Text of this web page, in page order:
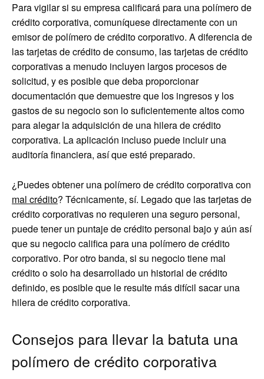
Para vigilar si su empresa calificará para una polímero de
crédito corporativa, comuníquese directamente con un
emisor de polímero de crédito corporativo. A diferencia de
las tarjetas de crédito de consumo, las tarjetas de crédito
corporativas a menudo incluyen largos procesos de
solicitud, y es posible que deba proporcionar
documentación que demuestre que los ingresos y los
gastos de su negocio son lo suficientemente altos como
para alegar la adquisición de una hilera de crédito
corporativa. La aplicación incluso puede incluir una
auditoría financiera, así que esté preparado.
¿Puedes obtener una polímero de crédito corporativa con
mal crédito? Técnicamente, sí. Legado que las tarjetas de
crédito corporativas no requieren una seguro personal,
puede tener un puntaje de crédito personal bajo y aún así
que su negocio califica para una polímero de crédito
corporativo. Por otro banda, si su negocio tiene mal
crédito o solo ha desarrollado un historial de crédito
definido, es posible que le resulte más difícil sacar una
hilera de crédito corporativa.
Consejos para llevar la batuta una
polímero de crédito corporativa